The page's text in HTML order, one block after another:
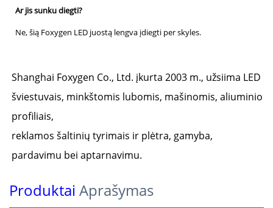
Ar jis sunku diegti?
Ne, šią Foxygen LED juostą lengva įdiegti per skyles.
Shanghai Foxygen Co., Ltd. įkurta 2003 m., užsiima LED
šviestuvais, minkštomis lubomis, mašinomis, aliuminio
profiliais,
reklamos šaltinių tyrimais ir plėtra, gamyba,
pardavimu bei aptarnavimu.
Produktai Aprašymas